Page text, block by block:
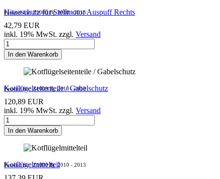
Hitzeschutz für Stellmotor Auspuff Rechts
Passend für: Z1000 Bj. 2010 - 2013
42,79 EUR
inkl. 19% MwSt. zzgl. Versand
In den Warenkorb
Kotflügelseitenteile / Gabelschutz
Passend für: Z1000 Bj. 2010 - 2013
120,89 EUR
inkl. 19% MwSt. zzgl. Versand
In den Warenkorb
Kotflügelmittelteil
Passend für: Z1000 Bj. 2010 - 2013